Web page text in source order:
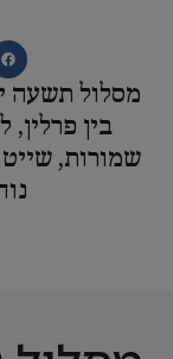
מסלול תשעה
בין
שמורות,